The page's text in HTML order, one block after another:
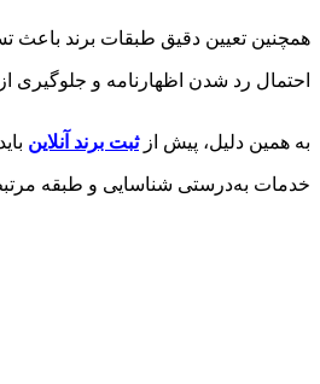
همچنین تعیین دقیق طبقات برند باعث
احتمال رد شدن اظهارنامه و جلوگیری
به همین دلیل، پیش ازثبت برند آنلاین
خدمات به‌درستی شناسایی و طبقه